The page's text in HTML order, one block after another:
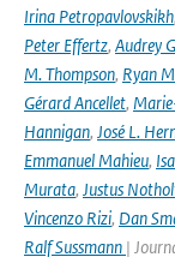
Irina Petropavlovskikh,
Peter Effertz, Audrey
M. Thompson, Ryan
Gérard Ancellet,
Hannigan, José L.
Emmanuel Mahieu,
Murata, Justus
Vincenzo Rizi, Dan
Ralf Sussmann |